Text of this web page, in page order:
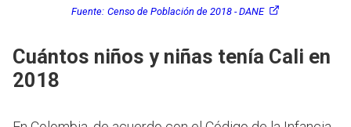
Fuente: Censo de Población de 2018 - DANE
Cuántos niños y niñas tenía Cali en
2018